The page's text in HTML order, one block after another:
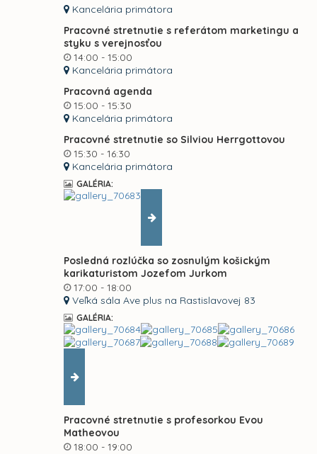
Kancelária primátora
Pracovné stretnutie s referátom marketingu a
styku s verejnosťou
14:00 - 15:00
Kancelária primátora
Pracovná agenda
15:00 - 15:30
Kancelária primátora
Pracovné stretnutie so Silviou Herrgottovou
15:30 - 16:30
Kancelária primátora
GALÉRIA:
Posledná rozlúčka so zosnulým košickým
karikaturistom Jozefom Jurkom
17:00 - 18:00
Veľká sála Ave plus na Rastislavovej 83
GALÉRIA:
Pracovné stretnutie s profesorkou Evou
Matheovou
18:00 - 19:00